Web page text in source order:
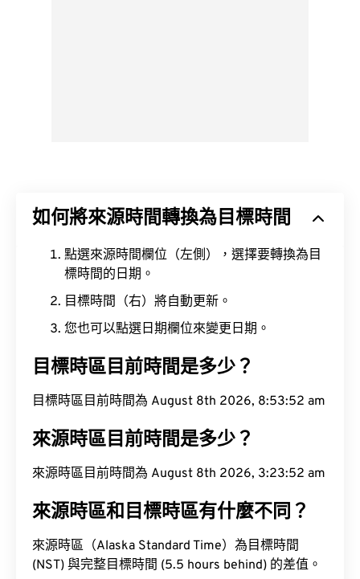
如何將來源時間轉換為目標時間
點選來源時間欄位（左側），選擇要轉換為目
標時間的日期。
目標時間（右）將自動更新。
您也可以點選日期欄位來變更日期。
目標時區目前時間是多少？
目標時區目前時間為 August 8th 2026, 8:53:53 am
來源時區目前時間是多少？
來源時區目前時間為 August 8th 2026, 3:23:53 am
來源時區和目標時區有什麼不同？
來源時區（Alaska Standard Time）為目標時間
(NST) 與完整目標時間 (5.5 hours behind) 的差值。